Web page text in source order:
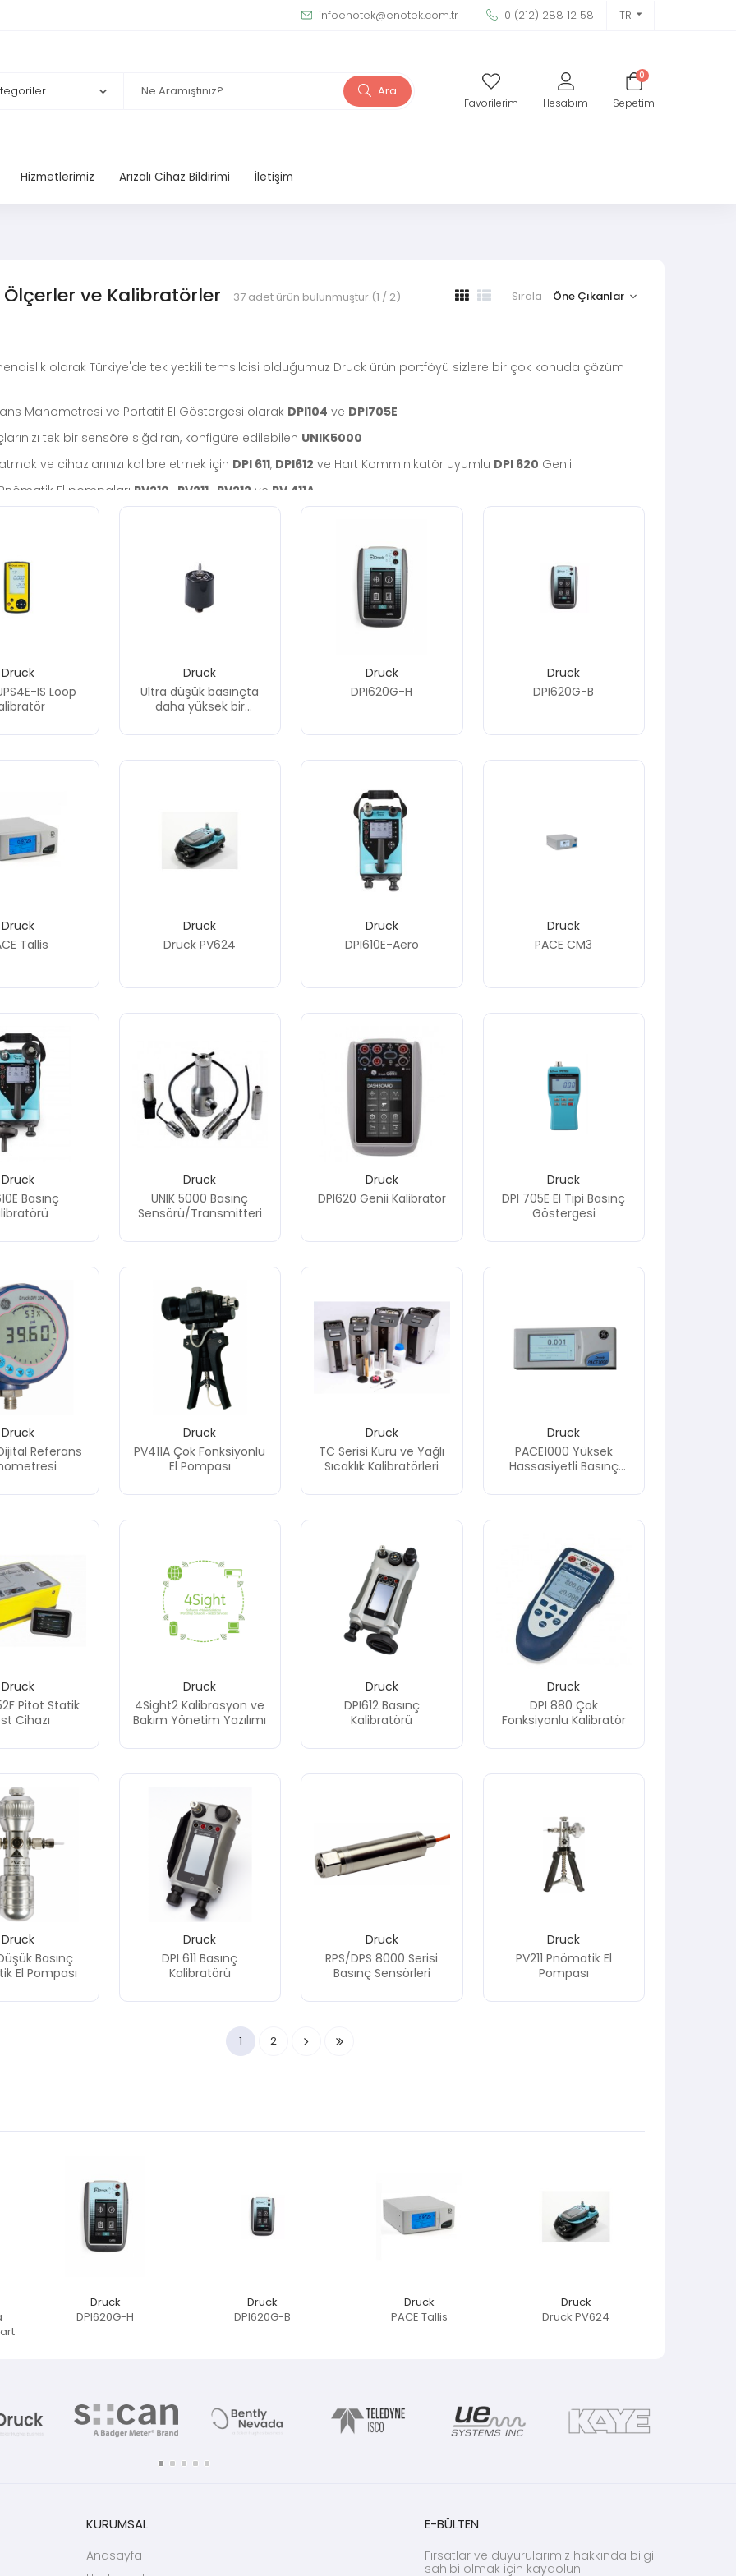
infoenotek@enotek.com.tr 0 (212) 288 12 58 TR
Favorilerim Hesabım
0
Sepetim
Ara
Hizmetlerimiz Arızalı Cihaz Bildirimi İletişim
Ölçerler ve Kalibratörler 37 adet ürün bulunmuştur. (1 / 2) Sırala
olarak Türkiye'de tek yetkili temsilcisi olduğumuz Druck ürün portföyü sizlere bir çok konuda çözüm
Manometresi ve Portatif El Göstergesi olarak DPI104 ve DPI705E
tek bir sensöre sığdıran, konfigüre edilebilen UNIK5000
ve cihazlarınızı kalibre etmek için DPI 611 , DPI612 ve Hart Komminikatör uyumlu DPI 620 Genii
El pompaları PV210 PV211 PV212 ve PV 411A
hava hızı ve uçak pitot-statik sistemlerini test etmek ve kalibre etmek için kulanılan Pitot Statik
olarak da anılan
tüm bu cihazların yönetimi sağlamak ve kalibrasyonunuzu otomatikleştirmek için
Druck
IS Loop
Druck
Ultra düşük basınçta
daha yüksek bir
Druck
DPI620G-H
Druck
DPI620G-B
Druck
Tallis
Druck
Druck PV624
Druck
DPI610E-Aero
Druck
PACE CM3
Druck
Basınç
Druck
UNIK 5000 Basınç
Sensörü/Transmitteri
Druck
DPI620 Genii Kalibratör
Druck
DPI 705E El Tipi Basınç
Göstergesi
Druck
Referans
Druck
PV411A Çok Fonksiyonlu
El Pompası
Druck
TC Serisi Kuru ve Yağlı
Sıcaklık Kalibratörleri
Druck
PACE1000 Yüksek
Hassasiyetli Basınç
Druck
Pitot Statik
Cihazı
Druck
4Sight2 Kalibrasyon ve
Bakım Yönetim Yazılımı
Druck
DPI612 Basınç
Kalibratörü
Druck
DPI 880 Çok
Fonksiyonlu Kalibratör
Druck
Basınç
El Pompası
Druck
DPI 611 Basınç
Kalibratörü
Druck
RPS/DPS 8000 Serisi
Basınç Sensörleri
Druck
PV211 Pnömatik El
Pompası
1 2
Druck
DPI620G-H
Druck
DPI620G-B
Druck
PACE Tallis
Druck
Druck PV624
KURUMSAL
Anasayfa
E-BÜLTEN
Fırsatlar ve duyurularımız hakkında bilgi
sahibi olmak için kaydolun!